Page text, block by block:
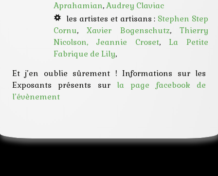
Aprahamian,Audrey Claviac
les artistes et artisans : Stephen Step
Cornu,Xavier Bogenschutz,Thierry
Nicolson, Jeannie Croset, La Petite
Fabrique de Lily,
Et j’en oublie sûrement ! Informations sur les
Exposants présents sur la page facebook de
l’évènement